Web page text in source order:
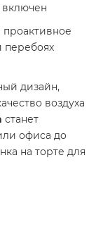
включен
проактивное
перебоях
дизайн,
воздуха
станет
офиса до
на торте для